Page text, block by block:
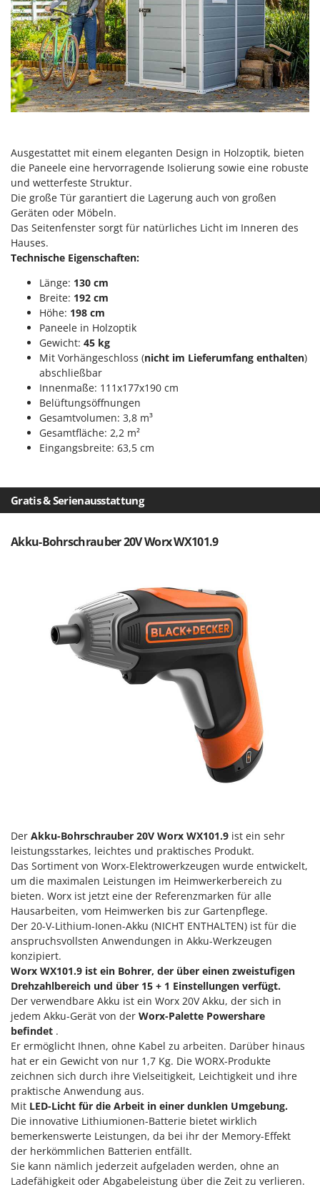
Rührtöpfe mit Elektrischem Rührwerk
Rupfmaschinen
S
Sämaschinen und Düngerstreuer
Scheibenpflüge
Schneeräumer
Schrotmühlen - elektrisch
Schwader für Traktoren
Schweißgeräte
Seilwinden - Motorseilwinden
Sichelmähwerke für Traktoren
Sichelmulcher für Traktoren
Sortierer für Oliven
Sprühgeräte für Pflanzenbehandlung
Stäubegeräte für Traktor
Staubsauger - Elektrobesen
Teppichreiniger und Teppichbodenreiniger
Thermische und mechanische Unkrautbrenner
Tomatenpressen
Traktor-Heckenscheren mit Ausleger
Umfüllpumpen
Vakuumiergeräte
Vertikutierer
Vogelscheuchen - Vogelabwehr
Wasserpumpen für Traktoren
Wurstfüller
Z
Zerstäuber
Zinkeneggen
Zubehör für Rasentraktoren
GreenBay
Greenworks
GRIFO
GVS
GYS
Helvi
Henx
HiKOKI
Honda
I
Idromatic
Il-Tec
Imperia
Infaco
Intec
Intex
Iseki
Italyco
ITM
K
Karcher
Kenwood
Keter
KitchenAid
Lisam
Lotusgrill
M
M.A.I.BO.
Macom
Macte Ovens
Makita
MAMMAMIA
Marcato
Marina Systems
Master
Mastercook
McCulloch
MCH
Michelin
Mille
Minox
Ausgestattet mit einem eleganten Design in Holzoptik, bieten
die Paneele eine hervorragende Isolierung sowie eine robuste
und wetterfeste Struktur.
Die große Tür garantiert die Lagerung auch von großen
Geräten oder Möbeln.
Das Seitenfenster sorgt für natürliches Licht im Inneren des
Hauses.
Technische Eigenschaften:
Länge: 130 cm
Breite: 192 cm
Höhe: 198 cm
Paneele in Holzoptik
Gewicht: 45 kg
Mit Vorhängeschloss (nicht im Lieferumfang enthalten)
abschließbar
Innenmaße: 111x177x190 cm
Belüftungsöffnungen
Gesamtvolumen: 3,8 m³
Gesamtfläche: 2,2 m²
Eingangsbreite: 63,5 cm
Gratis & Serienausstattung
Akku-Bohrschrauber 20V Worx WX101.9
Der Akku-Bohrschrauber 20V Worx WX101.9 ist ein sehr
leistungsstarkes, leichtes und praktisches Produkt.
Das Sortiment von Worx-Elektrowerkzeugen wurde entwickelt,
um die maximalen Leistungen im Heimwerkerbereich zu
bieten. Worx ist jetzt eine der Referenzmarken für alle
Hausarbeiten, vom Heimwerken bis zur Gartenpflege.
Der 20-V-Lithium-Ionen-Akku (NICHT ENTHALTEN) ist für die
anspruchsvollsten Anwendungen in Akku-Werkzeugen
konzipiert.
Worx WX101.9 ist ein Bohrer, der über einen zweistufigen
Drehzahlbereich und über 15 + 1 Einstellungen verfügt.
Der verwendbare Akku ist ein Worx 20V Akku, der sich in
jedem Akku-Gerät von der Worx-Palette Powershare
befindet .
Er ermöglicht Ihnen, ohne Kabel zu arbeiten. Darüber hinaus
hat er ein Gewicht von nur 1,7 Kg. Die WORX-Produkte
zeichnen sich durch ihre Vielseitigkeit, Leichtigkeit und ihre
praktische Anwendung aus.
Mit LED-Licht für die Arbeit in einer dunklen Umgebung.
Die innovative Lithiumionen-Batterie bietet wirklich
bemerkenswerte Leistungen, da bei ihr der Memory-Effekt
der herkömmlichen Batterien entfällt.
Sie kann nämlich jederzeit aufgeladen werden, ohne an
Ladefähigkeit oder Abgabeleistung über die Zeit zu verlieren.